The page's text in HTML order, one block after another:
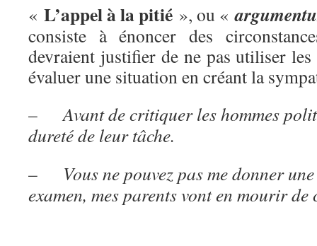
« L’appel à la pitié », ou «
consiste à énoncer des
devraient justifier de ne pas utiliser
évaluer une situation en créant la
–
Avant de critiquer les hommes
dureté de leur tâche.
–
Vous ne pouvez pas me donner
examen, mes parents vont en mourir de